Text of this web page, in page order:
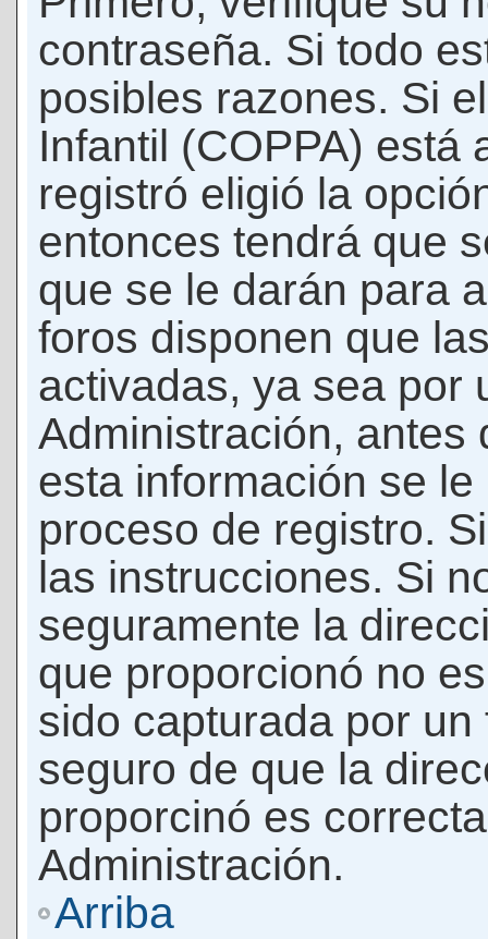
contraseña. Si todo
posibles razones. Si
Infantil (COPPA) está
registró eligió la
entonces tendrá que
que se le darán para
foros disponen que
activadas, ya sea por
Administración, antes
esta información se
proceso de registro.
las instrucciones. Si
seguramente la
que proporcionó no
sido capturada por
seguro de que la
proporcinó es
Administración.
Arriba